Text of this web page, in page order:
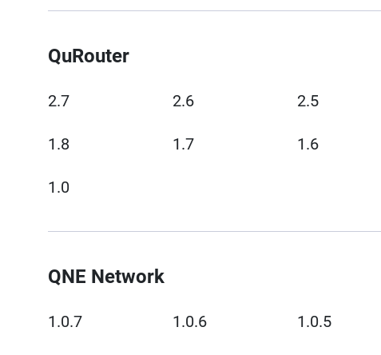
QuRouter
2.7 2.6 2.5
1.8 1.7 1.6
1.0
QNE Network
1.0.7 1.0.6 1.0.5